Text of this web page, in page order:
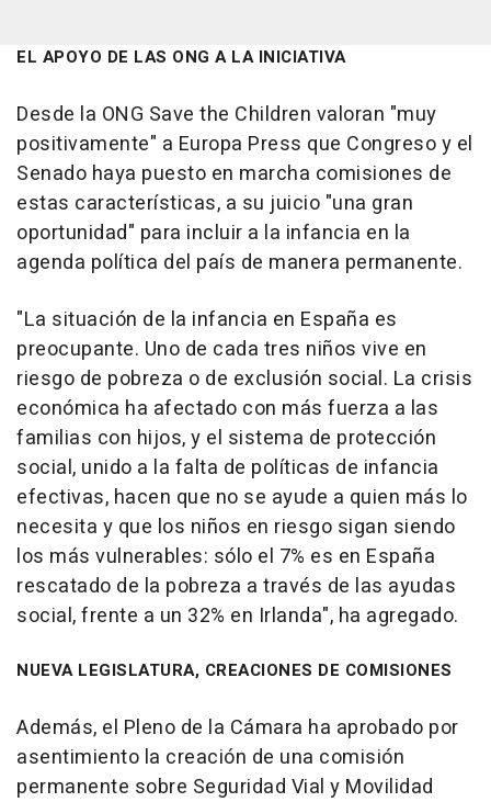
EL APOYO DE LAS ONG A LA INICIATIVA
Desde la ONG Save the Children valoran "muy
positivamente" a Europa Press que Congreso y el
Senado haya puesto en marcha comisiones de
estas características, a su juicio "una gran
oportunidad" para incluir a la infancia en la
agenda política del país de manera permanente.
"La situación de la infancia en España es
preocupante. Uno de cada tres niños vive en
riesgo de pobreza o de exclusión social. La crisis
económica ha afectado con más fuerza a las
familias con hijos, y el sistema de protección
social, unido a la falta de políticas de infancia
efectivas, hacen que no se ayude a quien más lo
necesita y que los niños en riesgo sigan siendo
los más vulnerables: sólo el 7% es en España
rescatado de la pobreza a través de las ayudas
social, frente a un 32% en Irlanda", ha agregado.
NUEVA LEGISLATURA, CREACIONES DE COMISIONES
Además, el Pleno de la Cámara ha aprobado por
asentimiento la creación de una comisión
permanente sobre Seguridad Vial y Movilidad